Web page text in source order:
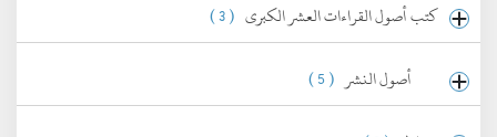
كتب أصول القراءات العشر الكبرى ( 3 )
أصول النشر ( 5 )